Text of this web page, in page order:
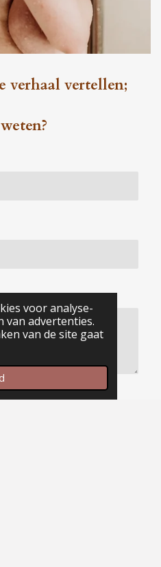
voor analyse-
van advertenties.
van de site gaat
vertellen;